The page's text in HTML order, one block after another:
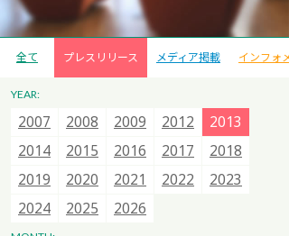
全て プレスリリース メディア掲載 インフォ
2007 2008 2009 2012
2013
2014
2015 2016 2017
2018
2019
2020 2021 2022
2023
2024
2025 2026
YEAR:
2007 2008 2009 2012
2013
2014
2015 2016 2017
2018
2019
2020 2021 2022
2023
2024
2025 2026
2007 2008 2013 2014 2015
12 11 10 9 8
6
5 4
2015 2016 2017 2018
2020
2021
2022 2023 2024
2025
2026